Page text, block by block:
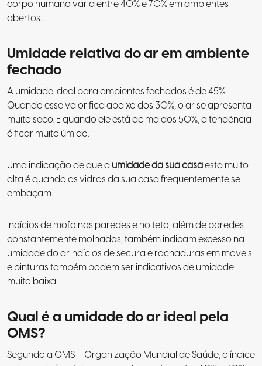
corpo humano varia entre 40% e 70% em ambientes
abertos.
Umidade relativa do ar em ambiente
fechado
A umidade ideal para ambientes fechados é de 45%.
Quando esse valor fica abaixo dos 30%, o ar se apresenta
muito seco. E quando ele está acima dos 50%, a tendência
é ficar muito úmido.
Uma indicação de que a umidade da sua casaestá muito
alta é quando os vidros da sua casa frequentemente se
embaçam.
Indícios de mofo nas paredes e no teto, além de paredes
constantemente molhadas, também indicam excesso na
umidade do ar.Indícios de secura e rachaduras em móveis
e pinturas também podem ser indicativos de umidade
muito baixa.
Qual é a umidade do ar ideal pela
OMS?
Segundo a OMS – Organização Mundial de Saúde, o índice